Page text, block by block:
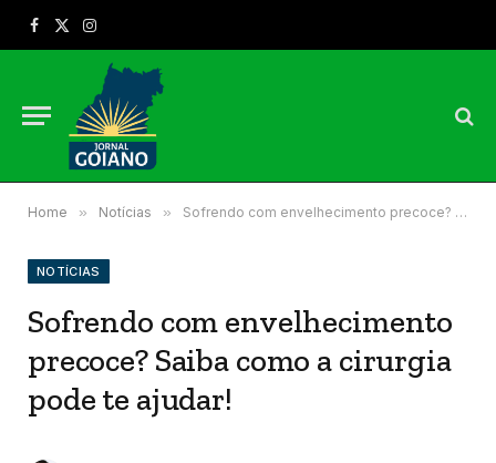
Facebook
X
Instagram
Home » Notícias » Sofrendo com envelhecimento precoce? Saiba como a cirurgia pode te ajudar!
NOTÍCIAS
Sofrendo com envelhecimento
precoce? Saiba como a cirurgia
pode te ajudar!